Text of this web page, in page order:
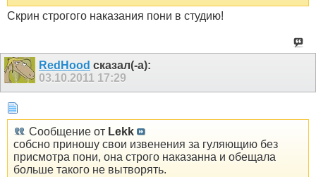
Скрин строгого наказания пони в студию!
RedHood сказал(-а):
03.10.2011 17:29
Сообщение от Lekk
собсно приношу свои извенения за гуляющию без
присмотра пони, она строго наказанна и обещала
больше такого не вытворять.